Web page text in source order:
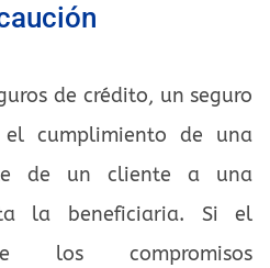
de crédito, un seguro
cumplimiento de una
de un cliente a una
la beneficiaria. Si el
los compromisos